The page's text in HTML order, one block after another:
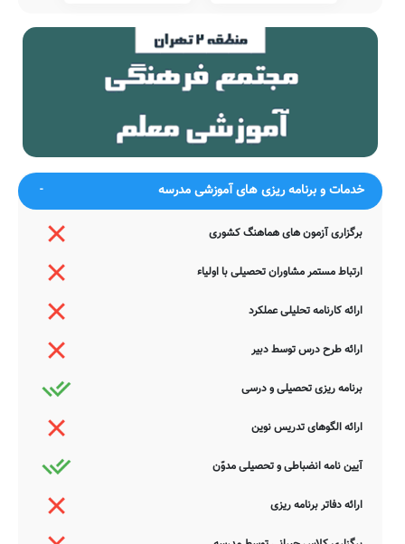
ما آن شقایقیم که با داغ زاده‌ایم
پیر مغان ز توبه ما گر ملول شد
گو باده صاف کن که به عذر
ایستاده‌ایم
کار از تو می‌رود مددی ای دلیل راه
کانصاف می‌دهیم و ز راه اوفتاده‌ایم
چون لاله می مبین و قدح در میان
کار
نهاده‌ایم
ممکن است در برخی از موارد، دچار خطا بوده و یا نیازمند بروزرسانی
باشند. چنانچه شما از عوامل این مدرسه هستید و یا اطلاعات دقیقتری در
اطلاعات یاری نمایید. سامانه مدرسانه ، مشتاقانه پذیرای دیدگاه ها و نقطه
خدمات و برنامه ریزی های آموزشی مدرسه
برگزاری آزمون های هماهنگ کشوری
ارتباط مستمر مشاوران تحصیلی با اولیاء
ارائه کارنامه تحلیلی عملکرد
ارائه طرح درس توسط دبیر
برنامه ریزی تحصیلی و درسی
ارائه الگوهای تدریس نوین
آیین نامه انضباطی و تحصیلی مدوّن
ارائه دفاتر برنامه ریزی